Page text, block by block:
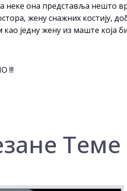
неке она представља нешто
жену снажних костију,
једну жену из маште која
!!!
Теме